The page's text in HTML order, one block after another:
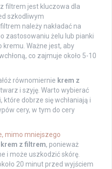
filtrem jest kluczowa dla
szkodliwym
należy nakładać na
zastosowaniu żelu lub pianki
Ważne jest, aby
co zajmuje około 5-10
równomiernie krem z
i szyję. Warto wybierać
które dobrze się wchłaniają i
cery, w tym do cery
mimo mniejszego
krem z filtrem, ponieważ
i może uszkodzić skórę.
20 minut przed wyjściem